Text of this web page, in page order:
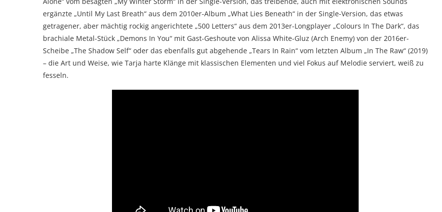
ergänzte „Until My Last Breath“ aus dem 2010er-Album „What Lies Beneath“ in der Single-Version, das etwas
getragener, aber mächtig rockig angerichtete „500 Letters“ aus dem 2013er-Longplayer „Colours In The Dark“, das
brachiale Metal-Stück „Demons In You“ mit Gast-Geshoute von Alissa White-Gluz (Arch Enemy) von der 2016er-
Scheibe „The Shadow Self“ oder das ebenfalls gut abgehende „Tears In Rain“ vom letzten Album „In The Raw“ (2019)
– die Art und Weise, wie Tarja harte Klänge mit klassischen Elementen und viel Fokus auf Melodie serviert, weiß zu
fesseln.